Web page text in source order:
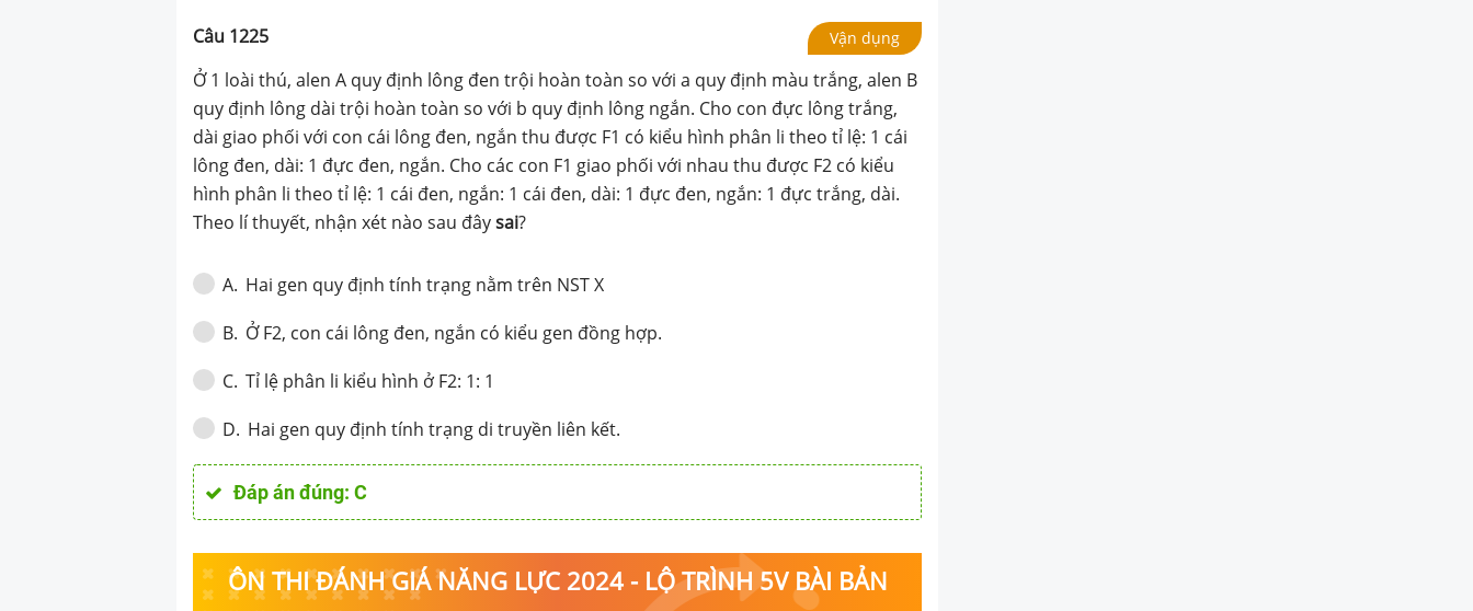
có kiểu hình phân li theo tỉ lệ: 1 cái
lông đen, dài: 1 đực đen, ngắn. Cho các
con F1 giao phối với nhau thu được F2
có kiểu hình phân li theo tỉ lệ: 1 cái
đen, ngắn: 1 cái đen, dài: 1 đực đen,
ngắn: 1 đực trắng, dài. Theo lí thuyết,
nhận xét nào sau đây sai?
Câu 1225 Vận dụng
Ở 1 loài thú, alen A quy định lông đen trội hoàn toàn so với a quy định màu trắng, alen B
quy định lông dài trội hoàn toàn so với b quy định lông ngắn. Cho con đực lông trắng,
dài giao phối với con cái lông đen, ngắn thu được F1 có kiểu hình phân li theo tỉ lệ: 1 cái
lông đen, dài: 1 đực đen, ngắn. Cho các con F1 giao phối với nhau thu được F2 có kiểu
hình phân li theo tỉ lệ: 1 cái đen, ngắn: 1 cái đen, dài: 1 đực đen, ngắn: 1 đực trắng, dài.
Theo lí thuyết, nhận xét nào sau đâysai?
A. Hai gen quy định tính trạng nằm trên NST X
B. Ở F2, con cái lông đen, ngắn có kiểu gen đồng hợp.
C. Tỉ lệ phân li kiểu hình ở F2: 1: 1
D. Hai gen quy định tính trạng di truyền liên kết.
Đáp án đúng:C
ÔN THI ĐÁNH GIÁ NĂNG LỰC 2024 - LỘ TRÌNH 5V BÀI BẢN